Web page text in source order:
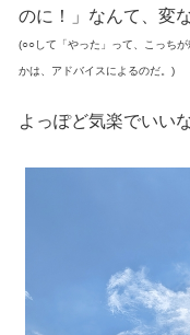
のに！」なんて、変
(○○して「やった」って、こっち
かは、アドバイスによるのだ。)
よっぽど気楽でいい